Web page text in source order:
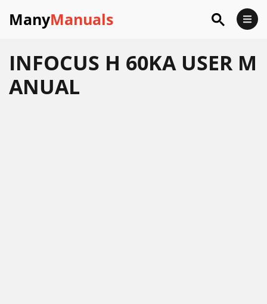
ManyManuals
INFOCUS H 60KA USER M
ANUAL